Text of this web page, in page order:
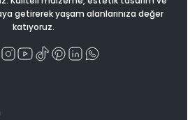
getirerek yaşam alanlarınıza değer
katıyoruz.